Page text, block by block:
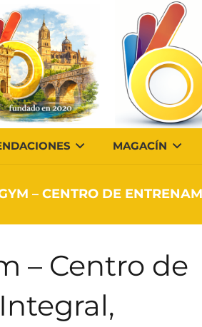
MAGACÍN
– CENTRO DE
– Centro de